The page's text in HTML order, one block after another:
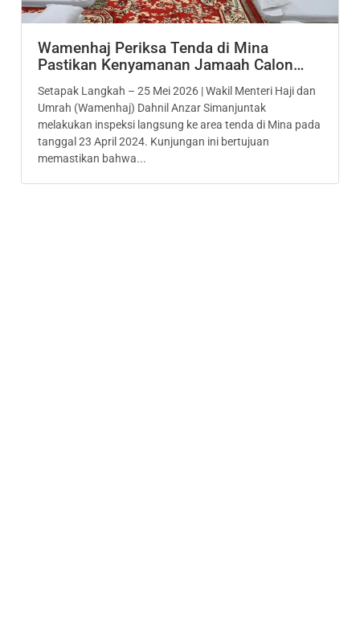
Wamenhaj Periksa Tenda di Mina
Pastikan Kenyamanan Jamaah Calon…
Setapak Langkah – 25 Mei 2026 | Wakil Menteri Haji dan
Umrah (Wamenhaj) Dahnil Anzar Simanjuntak
melakukan inspeksi langsung ke area tenda di Mina pada
tanggal 23 April 2024. Kunjungan ini bertujuan
memastikan bahwa...